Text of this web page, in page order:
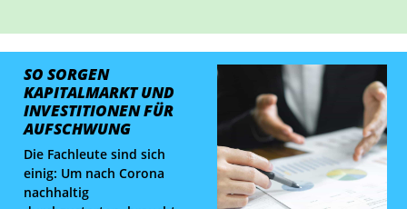
SO SORGEN
KAPITALMARKT UND
INVESTITIONEN FÜR
AUFSCHWUNG
Die Fachleute sind sich
einig: Um nach Corona
nachhaltig